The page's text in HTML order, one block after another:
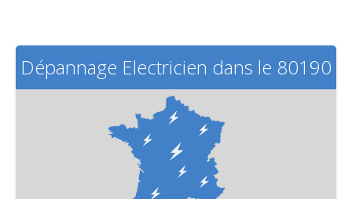
Dépannage Electricien dans le 80190